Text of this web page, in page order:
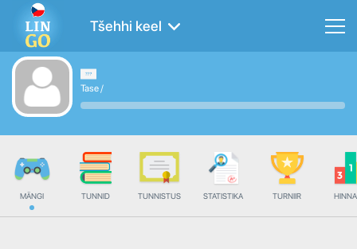
Tšehhi keel
Tase/
MÄNGI TUNNID TUNNISTUS STATISTIKA TURNIIR